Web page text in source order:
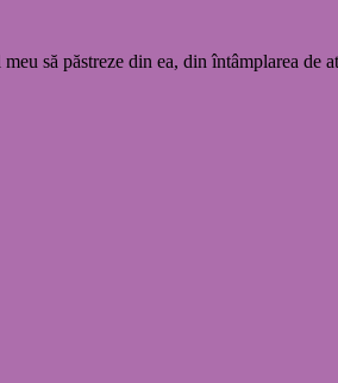
să păstreze din ea, din întâmplarea de